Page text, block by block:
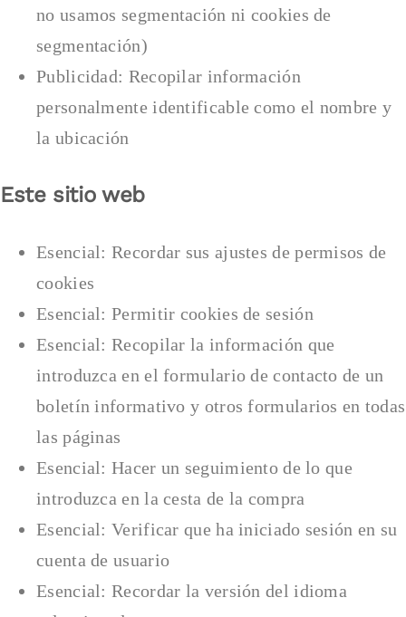
no usamos segmentación ni cookies de
segmentación)
Publicidad: Recopilar información
personalmente identificable como el nombre y
la ubicación
Este sitio web
Esencial: Recordar sus ajustes de permisos de
cookies
Esencial: Permitir cookies de sesión
Esencial: Recopilar la información que
introduzca en el formulario de contacto de un
boletín informativo y otros formularios en todas
las páginas
Esencial: Hacer un seguimiento de lo que
introduzca en la cesta de la compra
Esencial: Verificar que ha iniciado sesión en su
cuenta de usuario
Esencial: Recordar la versión del idioma